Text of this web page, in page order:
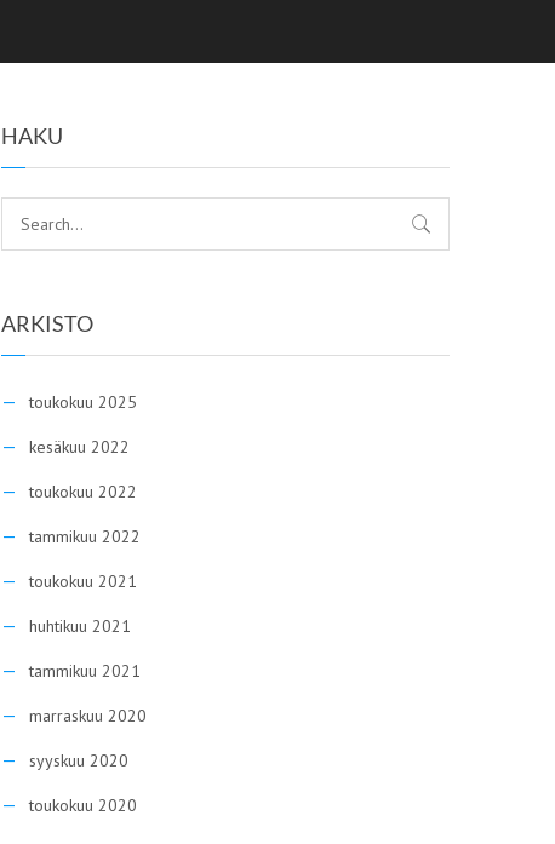
HAKU
ARKISTO
toukokuu 2025
kesäkuu 2022
toukokuu 2022
tammikuu 2022
toukokuu 2021
huhtikuu 2021
tammikuu 2021
marraskuu 2020
syyskuu 2020
toukokuu 2020